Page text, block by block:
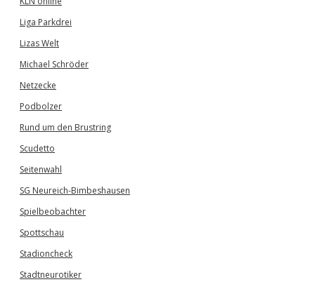
Liga Parkdrei
Lizas Welt
Michael Schröder
Netzecke
Podbolzer
Rund um den Brustring
Scudetto
Seitenwahl
SG Neureich-Bimbeshausen
Spielbeobachter
Spottschau
Stadioncheck
Stadtneurotiker